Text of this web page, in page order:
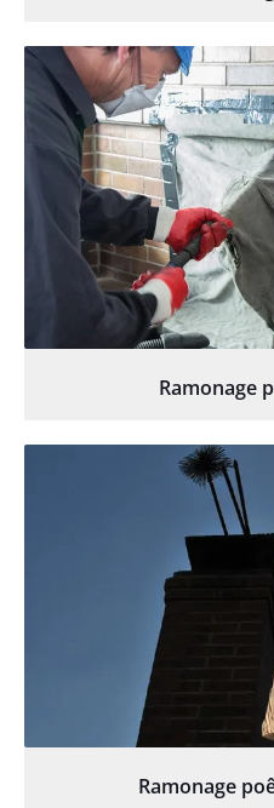
Ramonage
Ramonage